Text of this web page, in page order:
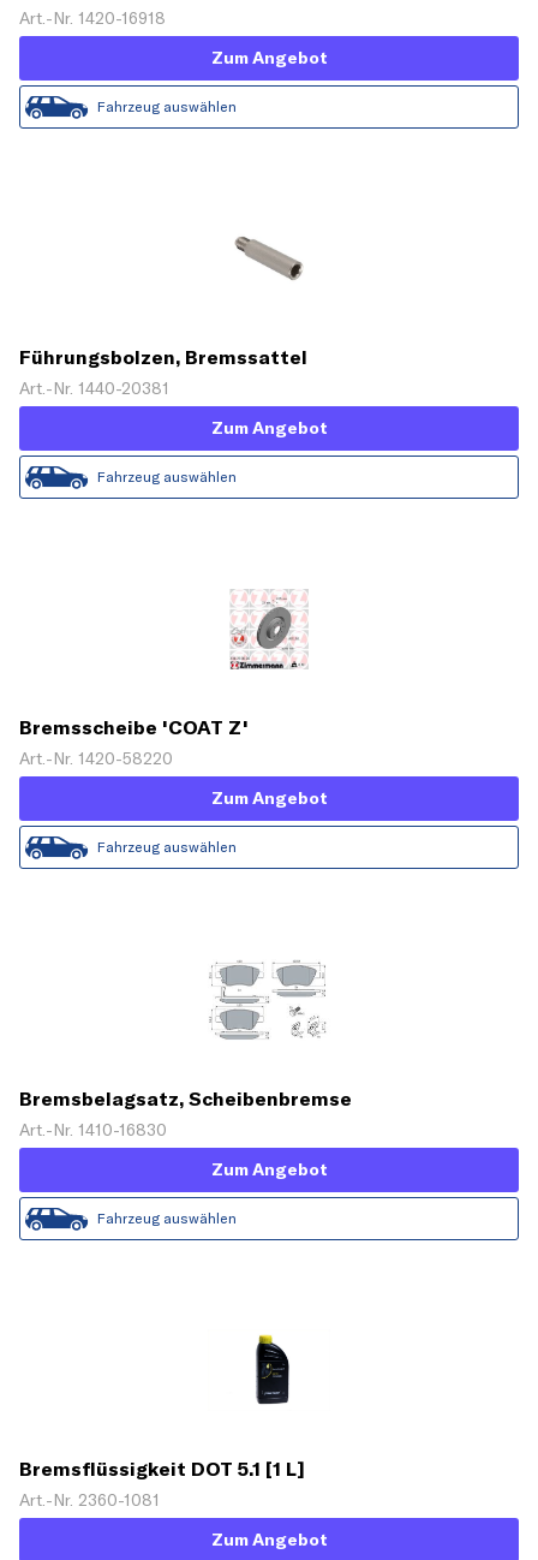
Art.-Nr. 1420-16918
Zum Angebot
Fahrzeug auswählen
Führungsbolzen, Bremssattel
Art.-Nr. 1440-20381
Zum Angebot
Fahrzeug auswählen
Bremsscheibe 'COAT Z'
Art.-Nr. 1420-58220
Zum Angebot
Fahrzeug auswählen
Bremsbelagsatz, Scheibenbremse
Art.-Nr. 1410-16830
Zum Angebot
Fahrzeug auswählen
Bremsflüssigkeit DOT 5.1 [1 L]
Art.-Nr. 2360-1081
Zum Angebot